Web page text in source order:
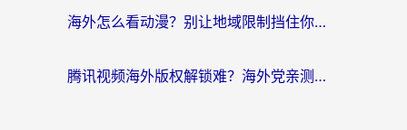
海外怎么看动漫？别让地域限制挡住你的追番快乐
腾讯视频海外版权解锁难？海外党亲测：选对回国加速器，追剧观影零障碍